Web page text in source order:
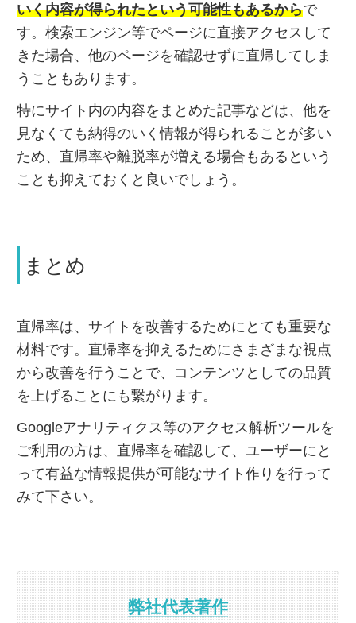
いく内容が得られたという可能性もあるからで
す。検索エンジン等でページに直接アクセスして
きた場合、他のページを確認せずに直帰してしま
うこともあります。
特にサイト内の内容をまとめた記事などは、他を
見なくても納得のいく情報が得られることが多い
ため、直帰率や離脱率が増える場合もあるという
ことも抑えておくと良いでしょう。
まとめ
直帰率は、サイトを改善するためにとても重要な
材料です。直帰率を抑えるためにさまざまな視点
から改善を行うことで、コンテンツとしての品質
を上げることにも繋がります。
Googleアナリティクス等のアクセス解析ツールを
ご利用の方は、直帰率を確認して、ユーザーにと
って有益な情報提供が可能なサイト作りを行って
みて下さい。
弊社代表著作